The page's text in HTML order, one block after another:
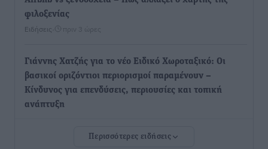
φιλοξενίας
Ειδήσεις πριν 3 ώρες
Γιάννης Χατζής για το νέο Ειδικό Χωροταξικό: Οι
βασικοί οριζόντιοι περιορισμοί παραμένουν –
Κίνδυνος για επενδύσεις, περιουσίες και τοπική
ανάπτυξη
Περισσότερες ειδήσεις